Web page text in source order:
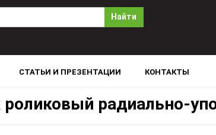
Найти
СТАТЬИ И ПРЕЗЕНТАЦИИ КОНТАКТЫ
радиально-